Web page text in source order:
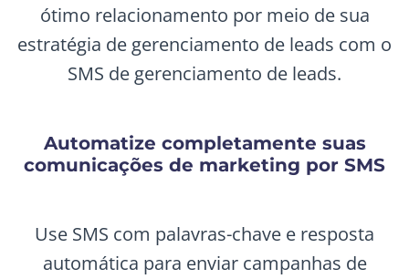
ótimo relacionamento por meio de sua
estratégia de gerenciamento de leads com o
SMS de gerenciamento de leads.
Automatize completamente suas
comunicações de marketing por SMS
Use SMS com palavras-chave e resposta
automática para enviar campanhas de